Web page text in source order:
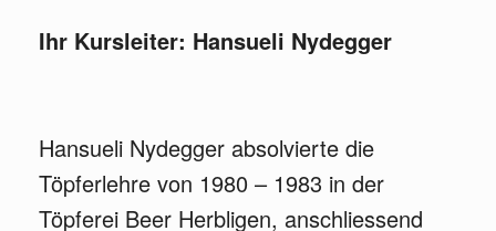
Ihr Kursleiter: Hansueli Nydegger
Hansueli Nydegger absolvierte die
Töpferlehre von 1980 – 1983 in der
Töpferei Beer Herbligen, anschliessend